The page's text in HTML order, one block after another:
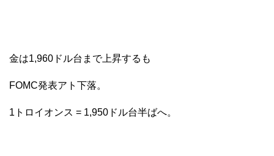
金は1,960ドル台まで上昇するも
FOMC発表アト下落。
1トロイオンス = 1,950ドル台半ばへ。